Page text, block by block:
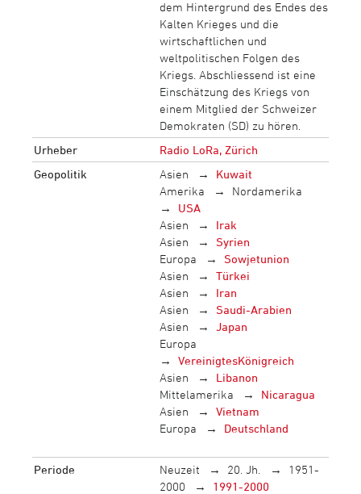
dem Hintergrund des Endes des
Kalten Krieges und die
wirtschaftlichen und
weltpolitischen Folgen des
Kriegs. Abschliessend ist eine
Einschätzung des Kriegs von
einem Mitglied der Schweizer
Demokraten (SD) zu hören.
Urheber
Radio LoRa, Zürich
Geopolitik
Asien
Kuwait
Amerika
Nordamerika
USA
Asien
Irak
Asien
Syrien
Europa
Sowjetunion
Asien
Türkei
Asien
Iran
Asien
Saudi-Arabien
Asien
Japan
Europa
VereinigtesKönigreich
Asien
Libanon
Mittelamerika
Nicaragua
Asien
Vietnam
Europa
Deutschland
Periode Neuzeit 20. Jh.
1951-
2000
1991-2000